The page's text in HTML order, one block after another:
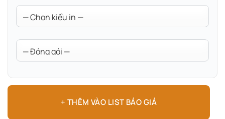
+ THÊM VÀO LIST BÁO GIÁ